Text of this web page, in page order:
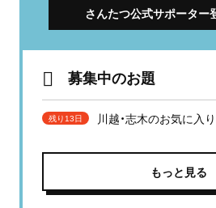
さんたつ公式サポーター
募集中のお題
残り13日 川越・志木のお気に入り
もっと見る